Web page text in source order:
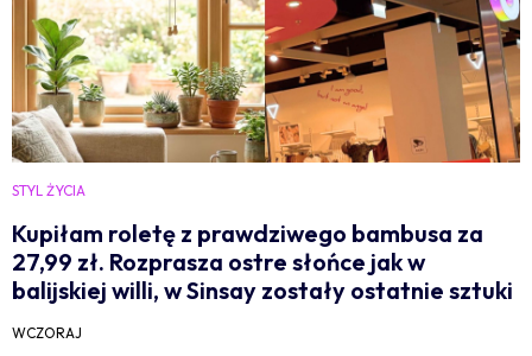
STYL ŻYCIA
Kupiłam roletę z prawdziwego bambusa za
27,99 zł. Rozprasza ostre słońce jak w
balijskiej willi, w Sinsay zostały ostatnie sztuki
WCZORAJ